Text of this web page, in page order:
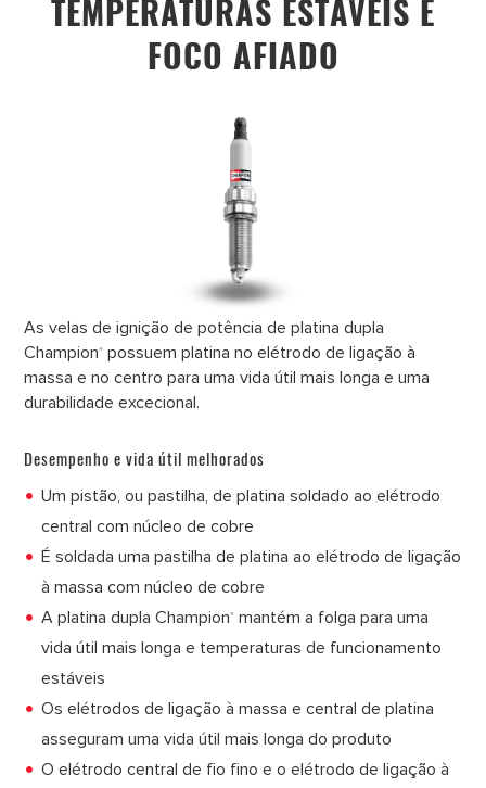
TEMPERATURAS ESTÁVEIS E
FOCO AFIADO
As velas de ignição de potência de platina dupla
Champion® possuem platina no elétrodo de ligação à
massa e no centro para uma vida útil mais longa e uma
durabilidade excecional.
Desempenho e vida útil melhorados
Um pistão, ou pastilha, de platina soldado ao elétrodo
central com núcleo de cobre
É soldada uma pastilha de platina ao elétrodo de ligação
à massa com núcleo de cobre
A platina dupla Champion® mantém a folga para uma
vida útil mais longa e temperaturas de funcionamento
estáveis
Os elétrodos de ligação à massa e central de platina
asseguram uma vida útil mais longa do produto
O elétrodo central de fio fino e o elétrodo de ligação à